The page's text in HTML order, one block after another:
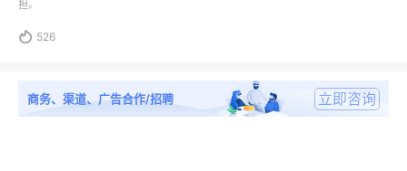
担。
 526
商务、渠道、广告合作/招聘 立即咨询